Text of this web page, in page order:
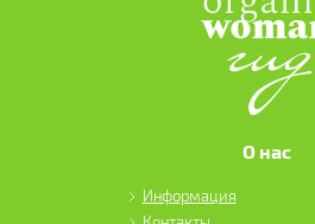
О нас
Информация